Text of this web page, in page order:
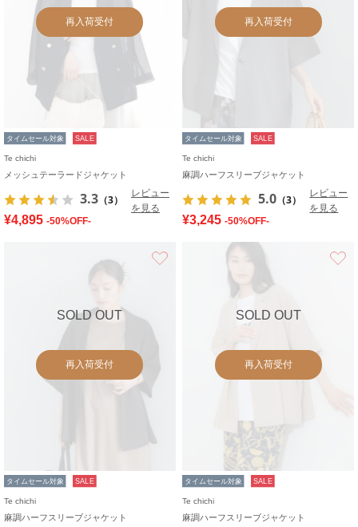
再入荷受付
タイムセール対象 SALE
Te chichi
メッシュテーラードジャケット
3.3 （3）
レビュー
を見る
¥4,895 -50%OFF-
再入荷受付
タイムセール対象 SALE
Te chichi
麻調ハーフスリーブジャケット
5.0 （3）
レビュー
を見る
¥3,245 -50%OFF-
SOLD OUT
再入荷受付
タイムセール対象 SALE
Te chichi
麻調ハーフスリーブジャケット
SOLD OUT
再入荷受付
タイムセール対象 SALE
Te chichi
麻調ハーフスリーブジャケット